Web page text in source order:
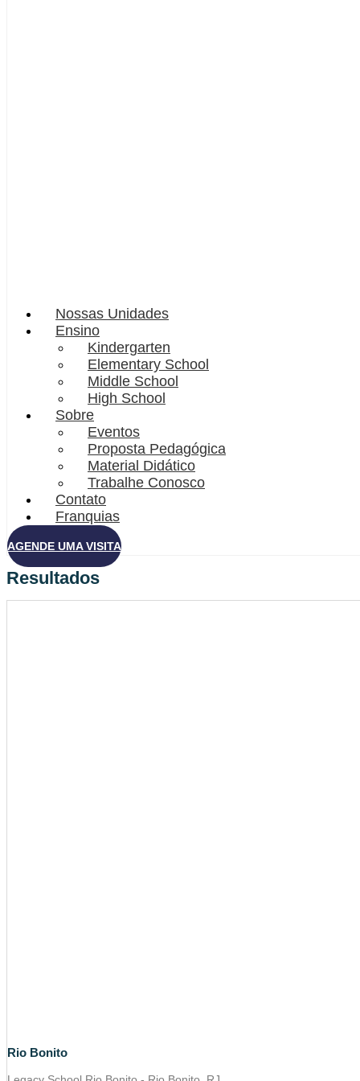
Nossas Unidades
Ensino
Kindergarten
Elementary School
Middle School
High School
Sobre
Eventos
Proposta Pedagógica
Material Didático
Trabalhe Conosco
Contato
Franquias
AGENDE UMA VISITA
Resultados
Rio Bonito